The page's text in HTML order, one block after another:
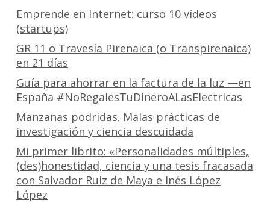
Emprende en Internet: curso 10 vídeos
(startups)
GR 11 o Travesía Pirenaica (o Transpirenaica)
en 21 días
Guía para ahorrar en la factura de la luz —en
España #NoRegalesTuDineroALasElectricas
Manzanas podridas. Malas prácticas de
investigación y ciencia descuidada
Mi primer librito: «Personalidades múltiples,
(des)honestidad, ciencia y una tesis fracasada
con Salvador Ruiz de Maya e Inés López
López